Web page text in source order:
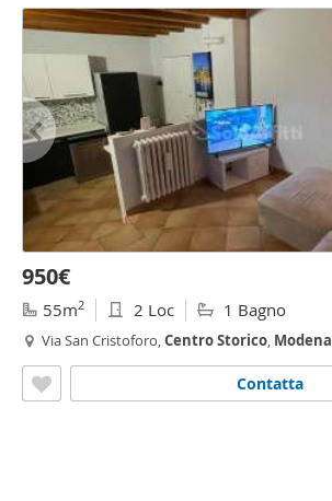
950€
55m2 2 Loc 1 Bagno
Via San Cristoforo,CentroStorico, Modena
Contatta